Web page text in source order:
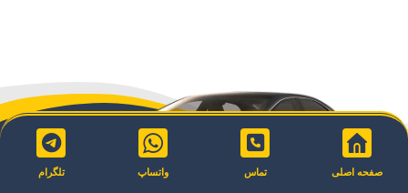
صفحه اصلی تماس واتساپ تلگرام